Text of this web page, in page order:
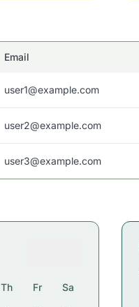
Email
user1@example.com
user2@example.com
user3@example.com
Th Fr Sa